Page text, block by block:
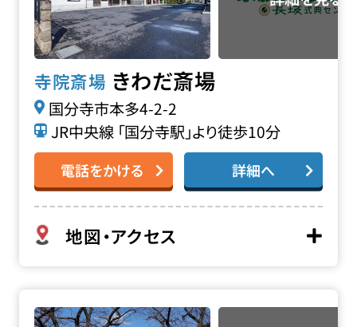
寺院斎場 きわだ斎場
国分寺市本多4-2-2
JR中央線 「国分寺駅」より徒歩10分
電話をかける 詳細へ
地図・アクセス